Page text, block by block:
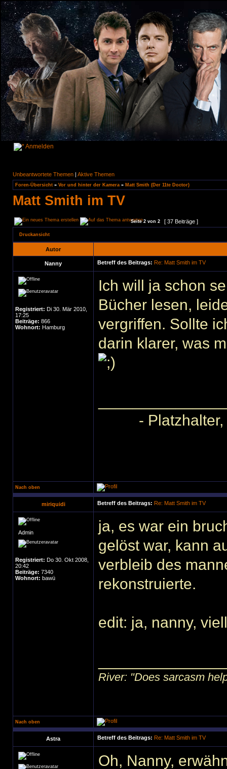
Anmelden
Unbeantwortete Themen | Aktive Themen
Foren-Übersicht » Vor und hinter der Kamera » Matt Smith (Der 11te Doctor)
Matt Smith im TV
Seite2 von 2 [ 37 Beiträge ]
Druckansicht
Autor
Nanny Betreff des Beitrags: Re: Matt Smith im TV
Registriert: Di 30. Mär 2010,
17:25
Beiträge: 866
Wohnort: Hamburg
Ich will ja schon
Bücher lesen,
vergriffen. Sollte
darin klarer, was
-
Nach oben
miriquidi Betreff des Beitrags: Re: Matt Smith im TV
Admin
Registriert: Do 30. Okt 2008,
20:42
Beiträge: 7340
Wohnort: bawü
ja, es war ein
gelöst war, kann
verbleib des
rekonstruierte.
edit: ja, nanny,
River: "Does sarcasm
Nach oben
Astra Betreff des Beitrags: Re: Matt Smith im TV
Oh, Nanny,